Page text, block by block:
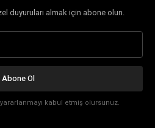
duyuruları almak için abone olun.
Abone Ol
kabul etmiş olursunuz.